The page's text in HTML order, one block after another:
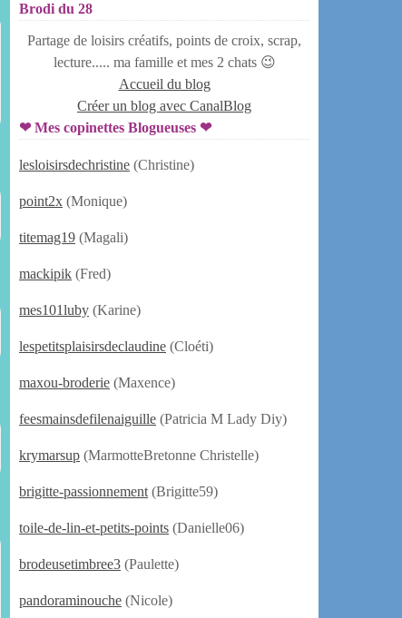
Brodi du 28
Partage de loisirs créatifs, points de croix, scrap,
lecture..... ma famille et mes 2 chats 😉
Accueil du blog
Créer un blog avec CanalBlog
❤ Mes copinettes Blogueuses ❤
lesloisirsdechristine (Christine)
point2x (Monique)
titemag19 (Magali)
mackipik (Fred)
mes101luby (Karine)
lespetitsplaisirsdeclaudine (Cloéti)
maxou-broderie (Maxence)
feesmainsdefilenaiguille (Patricia M Lady Diy)
krymarsup (MarmotteBretonne Christelle)
brigitte-passionnement (Brigitte59)
toile-de-lin-et-petits-points (Danielle06)
brodeusetimbree3 (Paulette)
pandoraminouche (Nicole)